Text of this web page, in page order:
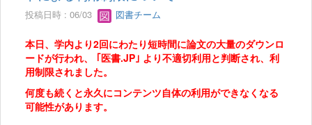
投稿日時 : 06/03 図書チーム
本日、学内より2回にわたり短時間に論文の大量のダウンロ
ードが行われ、 ｢医書.JP｣ より不適切利用と判断され、利
用制限されました。
何度も続くと永久にコンテンツ自体の利用ができなくなる
可能性があります。